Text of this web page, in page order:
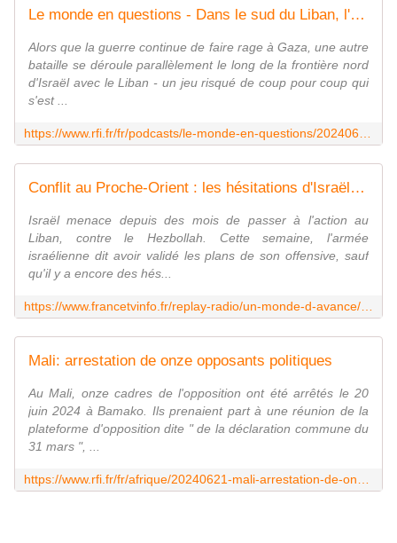
Le monde en questions - Dans le sud du Liban, l'ombre d'un conflit ouvert entre Israël et le Hezbollah?
Alors que la guerre continue de faire rage à Gaza, une autre
bataille se déroule parallèlement le long de la frontière nord
d'Israël avec le Liban - un jeu risqué de coup pour coup qui
s'est ...
Conflit au Proche-Orient : les hésitations d'Israël sur une potentielle offensive au Liban
Israël menace depuis des mois de passer à l'action au
Liban, contre le Hezbollah. Cette semaine, l'armée
israélienne dit avoir validé les plans de son offensive, sauf
qu'il y a encore des hés...
Mali: arrestation de onze opposants politiques
Au Mali, onze cadres de l'opposition ont été arrêtés le 20
juin 2024 à Bamako. Ils prenaient part à une réunion de la
plateforme d'opposition dite " de la déclaration commune du
31 mars ", ...